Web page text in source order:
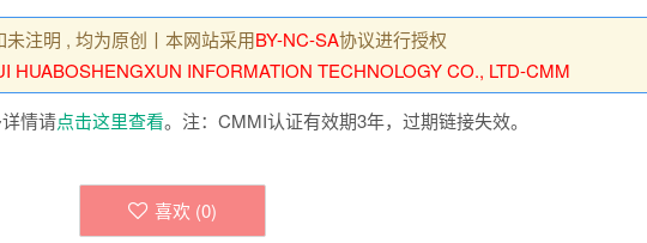
未注明 , 均为原创丨本网站采用BY-NC-SA协议进行授权
HUABOSHENGXUN INFORMATION TECHNOLOGY CO., LTD-CMM
情请点击这里查看。注：CMMI认证有效期3年，过期链接失效。
喜欢 (0)